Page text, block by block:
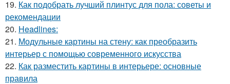
19. Как подобрать лучший плинтус для пола: советы и
рекомендации
20. Headlines:
21. Модульные картины на стену: как преобразить
интерьер с помощью современного искусства
22. Как разместить картины в интерьере: основные
правила